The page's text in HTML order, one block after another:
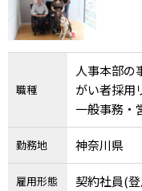
職種
人事本部の
がい者採用
一般事務・
勤務地 神奈川県
雇用形態 契約社員(